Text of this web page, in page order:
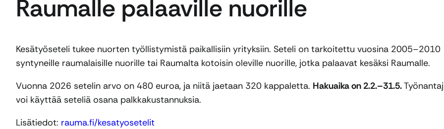
Raumalle palaaville nuorille
Kesätyöseteli tukee nuorten työllistymistä paikallisiin yrityksiin. Seteli on tarkoitettu vuosina 2005–2010
syntyneille raumalaisille nuorille tai Raumalta kotoisin oleville nuorille, jotka palaavat kesäksi Raumalle.
Vuonna 2026 setelin arvo on 480 euroa, ja niitä jaetaan 320 kappaletta. Hakuaika on 2.2.–31.5.
voi käyttää seteliä osana palkkakustannuksia.
Lisätiedot: rauma.fi/kesatyosetelit